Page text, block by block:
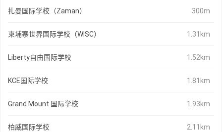
扎曼国际学校（Zaman） 300m
柬埔寨世界国际学校（WISC） 1.31km
Liberty自由国际学校 1.52km
KCE国际学校 1.81km
Grand Mount 国际学校 1.93km
柏威国际学校 2.11km